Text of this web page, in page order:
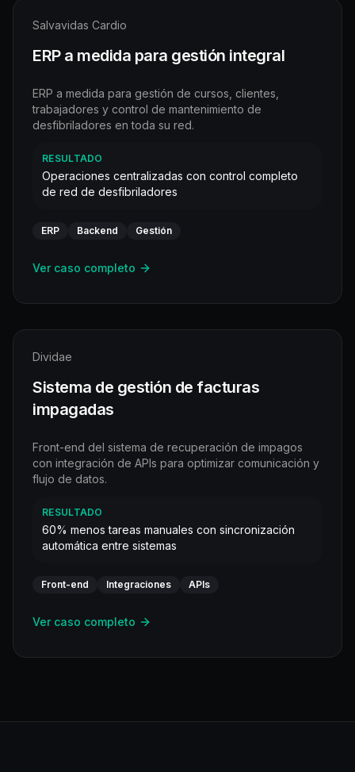
Salvavidas Cardio
ERP a medida para gestión integral
ERP a medida para gestión de cursos, clientes,
trabajadores y control de mantenimiento de
desfibriladores en toda su red.
RESULTADO
Operaciones centralizadas con control completo
de red de desfibriladores
ERP Backend Gestión
Ver caso completo
Dividae
Sistema de gestión de facturas
impagadas
Front-end del sistema de recuperación de impagos
con integración de APIs para optimizar comunicación y
flujo de datos.
RESULTADO
60% menos tareas manuales con sincronización
automática entre sistemas
Front-end Integraciones APIs
Ver caso completo